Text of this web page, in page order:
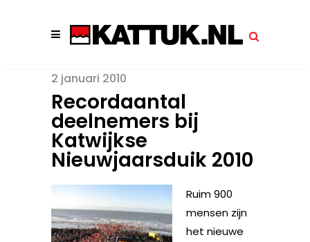
2 januari 2010
Recordaantal
deelnemers bij
Katwijkse
Nieuwjaarsduik 2010
Ruim 900
mensen zijn
het nieuwe